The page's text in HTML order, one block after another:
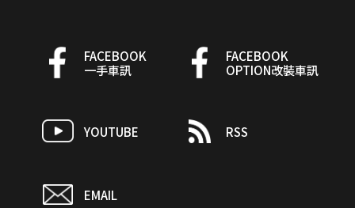
FACEBOOK
一手車訊
FACEBOOK
OPTION改裝車訊
YOUTUBE RSS
EMAIL